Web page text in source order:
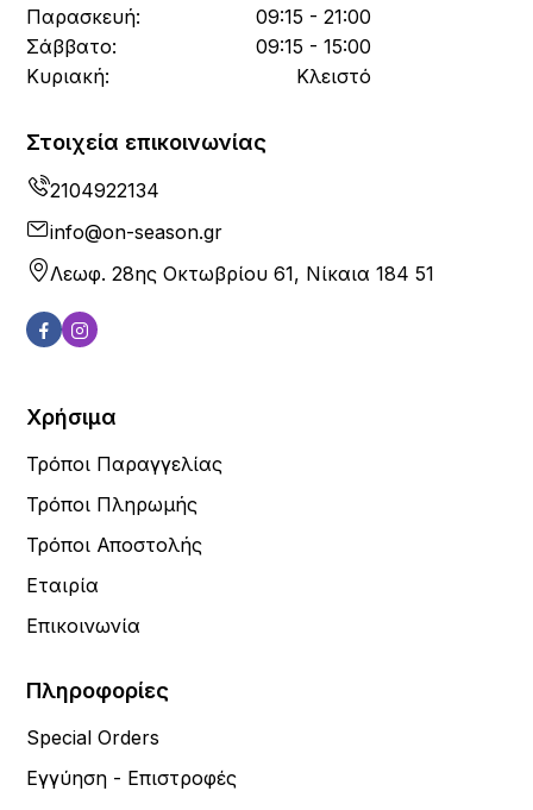
Παρασκευή:
09:15 - 21:00
Σάββατο:
09:15 - 15:00
Κυριακή:
Κλειστό
Στοιχεία επικοινωνίας
2104922134
info@on-season.gr
Λεωφ. 28ης Οκτωβρίου 61, Νίκαια 184 51
Χρήσιμα
Τρόποι Παραγγελίας
Τρόποι Πληρωμής
Τρόποι Αποστολής
Εταιρία
Επικοινωνία
Πληροφορίες
Special Orders
Εγγύηση - Επιστροφές